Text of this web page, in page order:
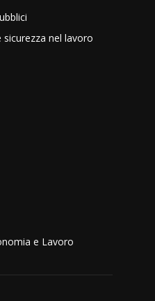
nel lavoro
e Lavoro